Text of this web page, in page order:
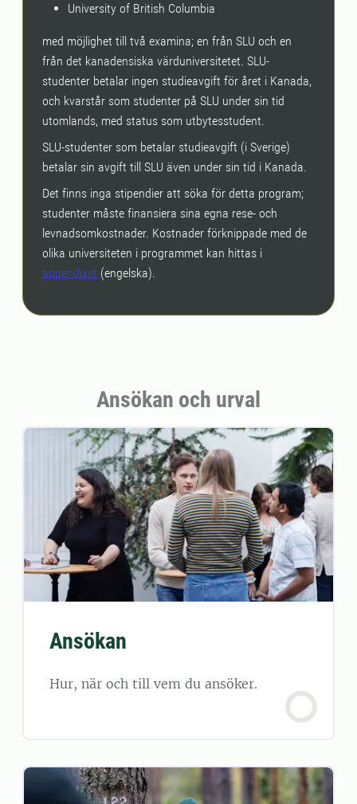
University of British Columbia
med möjlighet till två examina; en från SLU och en
från det kanadensiska värduniversitetet. SLU-
studenter betalar ingen studieavgift för året i Kanada,
och kvarstår som studenter på SLU under sin tid
utomlands, med status som utbytesstudent.
SLU-studenter som betalar studieavgift (i Sverige)
betalar sin avgift till SLU även under sin tid i Kanada.
Det finns inga stipendier att söka för detta program;
studenter måste finansiera sina egna rese- och
levnadsomkostnader. Kostnader förknippade med de
olika universiteten i programmet kan hittas i
appendixet (engelska).
Ansökan och urval
Ansökan
Hur, när och till vem du ansöker.